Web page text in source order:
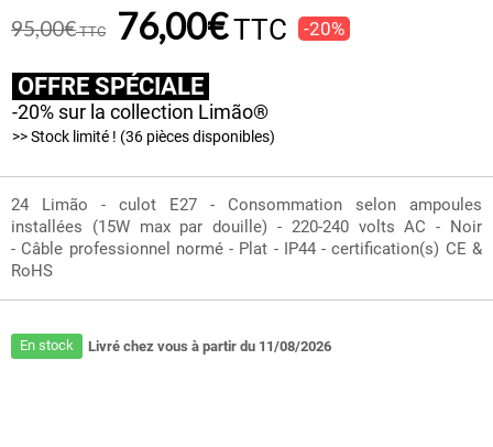
95,00€TTC -20%
76,00€TTC
OFFRE SPÉCIALE
-20% sur la collection Limão®
>> Stock limité ! (36 pièces disponibles)
24 Limão - culot E27 - Consommation selon ampoules
installées (15W max par douille) - 220-240 volts AC - Noir
- Câble professionnel normé - Plat - IP44 - certification(s) CE &
RoHS
En stock Livré chez vous à partir du 11/08/2026